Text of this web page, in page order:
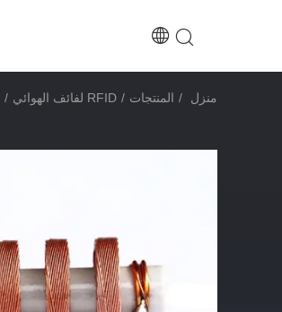
منزل / المنتجات / RFID لفائف الهوائي /